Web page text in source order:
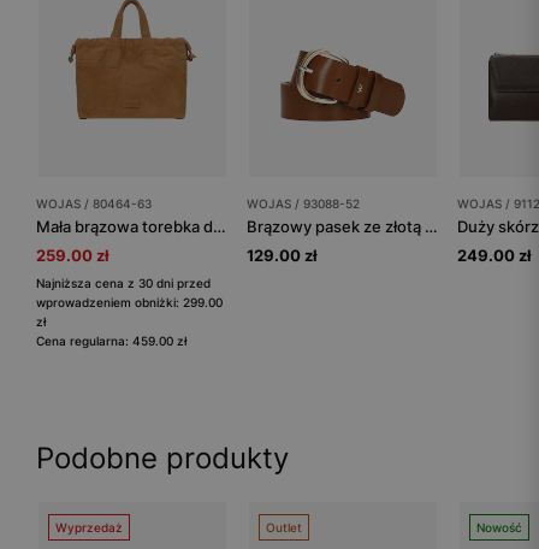
WOJAS / 80464-63
Mała brązowa torebka damska z dwoiny
259.00 zł
Najniższa cena z 30 dni przed
wprowadzeniem obniżki: 299.00
zł
Cena regularna: 459.00 zł
WOJAS / 93088-52
Brązowy pasek ze złotą klamrą
129.00 zł
WOJAS /
249.00 zł
Podobne produkty
Wyprzedaż Outlet Nowość